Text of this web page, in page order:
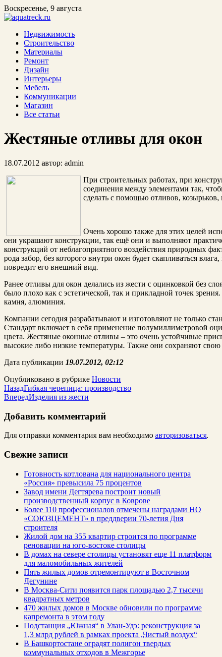
Воскресенье, 9 августа
Недвижимость
Строительство
Материалы
Ремонт
Дизайн
Интерьеры
Мебель
Коммуникации
Магазин
Все статьи
Жестяные отливы для окон
18.07.2012 автор: admin
При строительных работах, при
соединения между элементами так,
сделать с помощью отливов,
Очень хорошо также для этих целей
они украшают конструкции, так ещё они и выполняют
конструкций от неблагоприятного воздействия природных
рода забор, без которого внутри окон будет скапливаться
повредит его внешний вид.
Ранее отливы для окон делались из жести с оцинковкой без
было плохо как с эстетической, так и прикладной точек
камня, алюминия.
Компании сегодня разрабатывают и изготовляют не только
Стандарт включает в себя применение полумиллиметровой
цвета. Жестяные оконные отливы – это очень устойчивые
высокие либо низкие температуры. Также они сохраняют
Дата публикации 19.07.2012, 02:12
Опубликовано в рубрике Новости
НазадГибкая черепица: производство
ВпередИзделия из жести
Добавить комментарий
Для отправки комментария вам необходимо авторизоваться.
Свежие записи
Готовность котлована для национального центра
«Россия» превысила 75 процентов
Завод имени Дегтярева построит новый
производственный корпус в Коврове
Более 110 профессионалов отмечены наградами НО
«СОЮЗЦЕМЕНТ» в преддверии 70-летия Дня
строителя
Жилой дом на 355 квартир строится по программе
реновации на юго-востоке столицы
В домах на севере столицы установят еще 11 платформ
для маломобильных жителей
Пять жилых домов отремонтируют в Восточном
Дегунине
В Москва-Сити появится парк площадью 2,7 тысячи
квадратных метров
470 жилых домов в Москве обновили по программе
капремонта в этом году
Подстанция „Южная“ в Улан‑Удэ: реконструкция за
1,3 млрд рублей в рамках проекта „Чистый воздух“
В Башкортостане оградят полигон твердых
коммунальных отходов в Межгорье